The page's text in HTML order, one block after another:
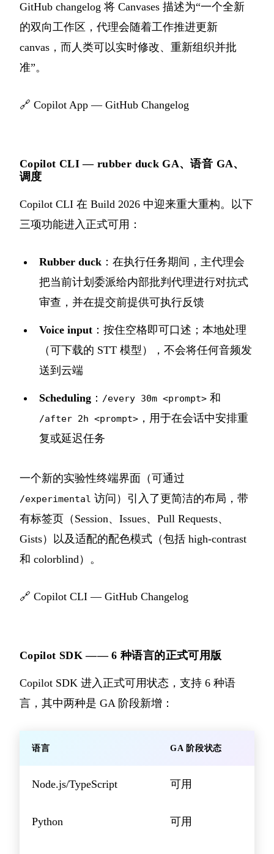
GitHub changelog 将 Canvases 描述为“一个全新
的双向工作区，代理会随着工作推进更新
canvas，而人类可以实时修改、重新组织并批
准”。
🔗 Copilot App — GitHub Changelog
Copilot CLI — rubber duck GA、语音 GA、
调度
Copilot CLI 在 Build 2026 中迎来重大重构。以下
三项功能进入正式可用：
Rubber duck ：在执行任务期间，主代理会
把当前计划委派给内部批判代理进行对抗式
审查，并在提交前提供可执行反馈
Voice input ：按住空格即可口述；本地处理
（可下载的 STT 模型），不会将任何音频发
送到云端
Scheduling ： /every 30m <prompt> 和
/after 2h <prompt> ，用于在会话中安排重
复或延迟任务
一个新的实验性终端界面（可通过
/experimental 访问）引入了更简洁的布局，带
有标签页（Session、Issues、Pull Requests、
Gists）以及适配的配色模式（包括 high-contrast
和 colorblind）。
🔗 Copilot CLI — GitHub Changelog
Copilot SDK —— 6 种语言的正式可用版
Copilot SDK 进入正式可用状态，支持 6 种语
言，其中两种是 GA 阶段新增：
语言 GA 阶段状态
Node.js/TypeScript 可用
Python 可用